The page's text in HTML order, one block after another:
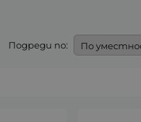
Подреди по: